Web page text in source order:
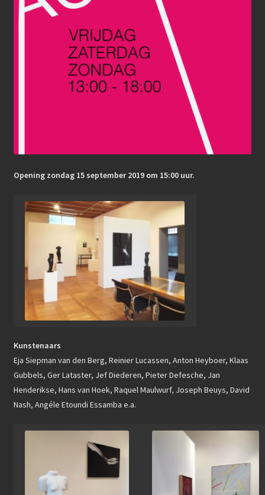
Opening zondag 15 september 2019 om 15:00 uur.
Kunstenaars
Eja Siepman van den Berg, Reinier Lucassen, Anton Heyboer, Klaas
Gubbels, Ger Lataster, Jef Diederen, Pieter Defesche, Jan
Henderikse, Hans van Hoek, Raquel Maulwurf, Joseph Beuys, David
Nash, Angéle Etoundi Essamba e.a.